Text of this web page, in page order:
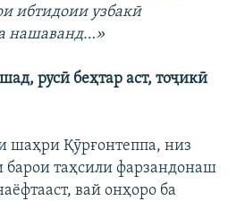
ибтидоии узбакӣ
нашаванд…»
русӣ беҳтар аст, тоҷикӣ
шаҳри Қӯрғонтеппа, низ
барои таҳсили фарзандонаш
вай онҳоро ба